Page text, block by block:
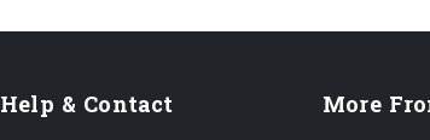
Help & Contact More